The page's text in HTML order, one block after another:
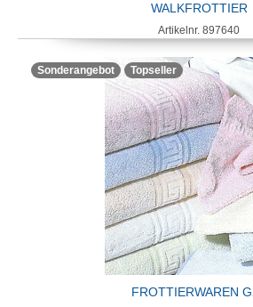
WALKFROTTIER
Artikelnr. 897640
FROTTIERWAREN
Sonderangebot Topseller